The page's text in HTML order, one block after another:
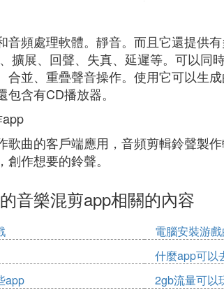
音頻處理軟體。靜音。而且它還提供
擴展、回聲、失真、延遲等。可以同
合並、重疊聲音操作。使用它可以生成
含有CD播放器。
歌曲的客戶端應用，音頻剪輯鈴聲製
作想要的鈴聲。
音樂混剪app相關的內容
電腦安裝游
什麼app可以
app
2gb流量可以